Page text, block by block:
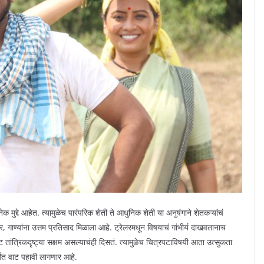
मुद्दे आहेत. त्यामुळेच पारंपरिक शेती ते आधुनिक शेती या अनुषंगाने शेतकऱ्यांचं
उत्तम प्रतिसाद मिळाला आहे. ट्रेलरमधून विषयाचं गांभीर्य दाखवतानाच
सक्षम असल्याचंही दिसतं. त्यामुळेच चित्रपटाविषयी आता उत्सुकता
वाट पहावी लागणार आहे.